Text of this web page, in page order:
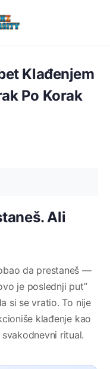
Klađenjem
Po Korak
Ali
da prestaneš —
je poslednji put”
si se vratio. To nije
klađenje kao
ritual.